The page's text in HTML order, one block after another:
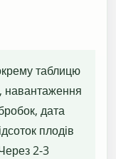
таблицю
навантаження
дата
плодів
2-3